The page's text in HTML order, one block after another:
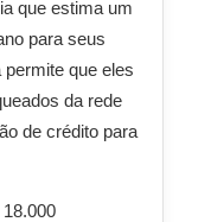
que estima um
para seus
que eles
da rede
de crédito para